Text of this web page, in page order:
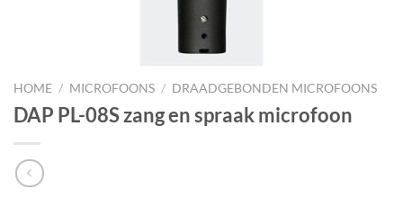
HOME / MICROFOONS / DRAADGEBONDEN MICROFOONS
DAP PL-08S zang en spraak microfoon